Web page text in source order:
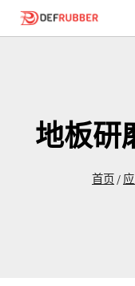
地板研
首页 /